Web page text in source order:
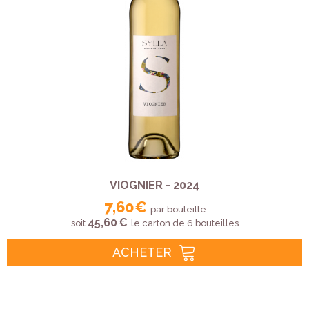
VIOGNIER - 2024
7,60 € par bouteille
soit 45,60 € le carton de 6 bouteilles
ACHETER